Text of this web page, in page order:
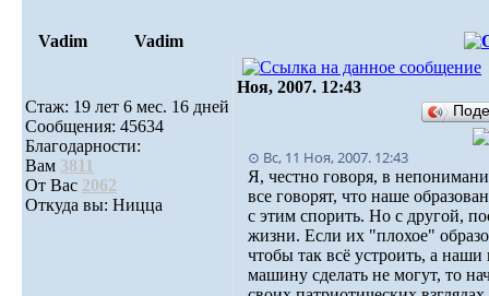
Vadim Vadim
Стаж: 19 лет 6 мес. 16 дней
Сообщения: 45634
Благодарности:
Вам 3811
От Вас 2062
Откуда вы: Ницца
Ноя, 2007. 12:43
⊙ Вс, 11 Ноя, 2007. 12:43
Я, честно говоря, в
все говорят, что наше
с этим спорить. Но с другой,
жизни. Если их "плохое"
чтобы так всё устроить, а
машину сделать не могут, то